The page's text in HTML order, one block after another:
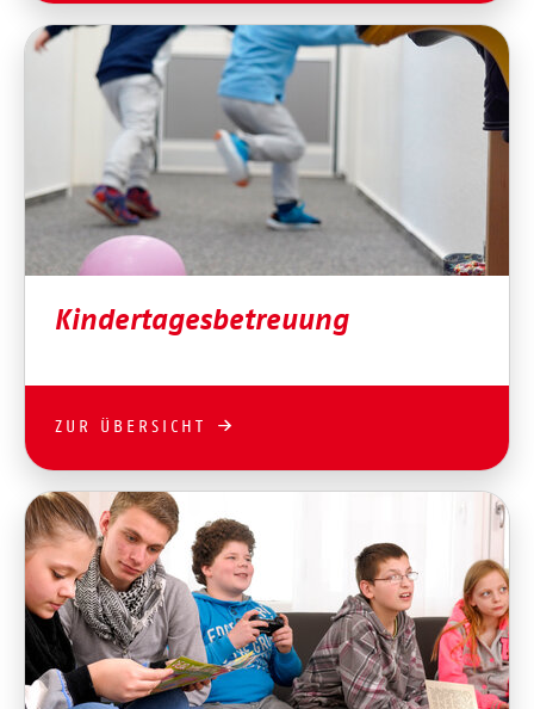
Kindertagesbetreuung
ZUR ÜBERSICHT